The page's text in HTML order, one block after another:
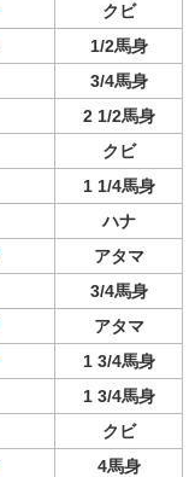
クビ
1/2馬身
3/4馬身
2 1/2馬身
クビ
1 1/4馬身
ハナ
アタマ
3/4馬身
アタマ
1 3/4馬身
1 3/4馬身
クビ
4馬身